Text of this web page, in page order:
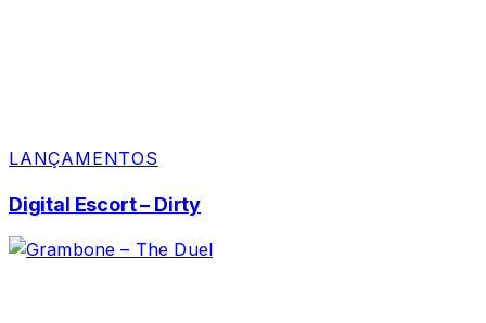
LANÇAMENTOS
Digital Escort – Dirty